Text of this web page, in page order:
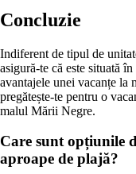
Concluzie
Indiferent de tipul de
asigură-te că este situată
avantajele unei vacanțe la
pregătește-te pentru o
malul Mării Negre.
Care sunt opțiunile
aproape de plajă?